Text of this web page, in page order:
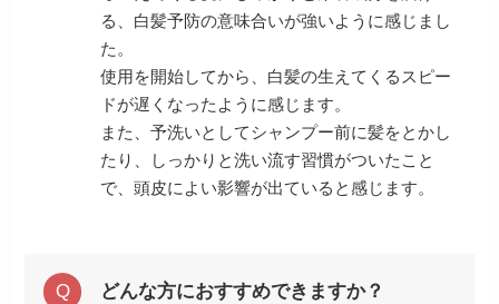
る、白髪予防の意味合いが強いように感じまし
た。
使用を開始してから、白髪の生えてくるスピー
ドが遅くなったように感じます。
また、予洗いとしてシャンプー前に髪をとかし
たり、しっかりと洗い流す習慣がついたこと
で、頭皮によい影響が出ていると感じます。
どんな方におすすめできますか？